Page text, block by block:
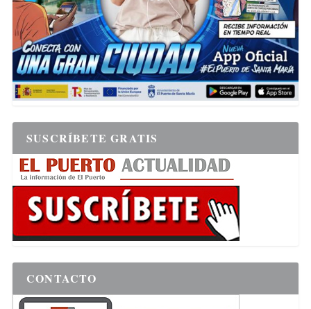
SUSCRÍBETE GRATIS
CONTACTO